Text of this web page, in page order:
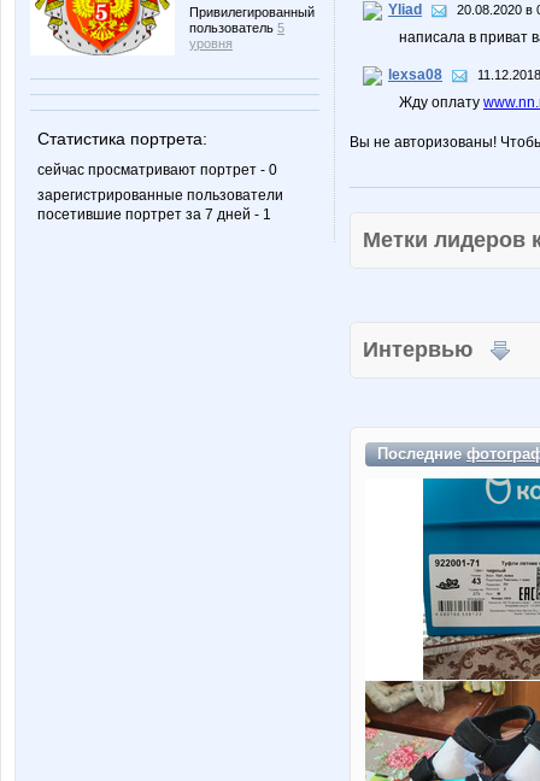
Привилегированный
пользователь 5
уровня
Статистика портрета:
сейчас просматривают портрет - 0
зарегистрированные пользователи
посетившие портрет за 7 дней - 1
Yliad 20.08.2020 в
написала в приват
lexsa08
Жду оплату
Вы не авторизованы!
Метки
Интервью
Последние